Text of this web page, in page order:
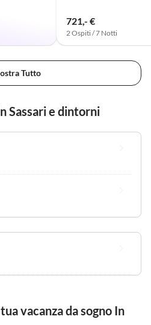
721,- €
2 Ospiti / 7 Notti
Tutto
Sassari e dintorni
vacanza da sogno In